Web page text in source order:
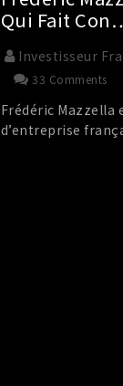
Qui Fait
Investisseur
33 Comments
Frédéric
d’entreprise